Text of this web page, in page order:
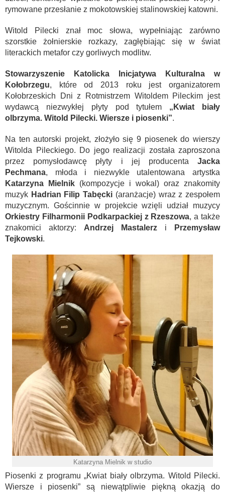
rymowane przesłanie z mokotowskiej stalinowskiej katowni.
Witold Pilecki znał moc słowa, wypełniając zarówno
szorstkie żołnierskie rozkazy, zagłębiając się w świat
literackich metafor czy gorliwych modlitw.
Stowarzyszenie Katolicka Inicjatywa Kulturalna w
Kołobrzegu, które od 2013 roku jest organizatorem
Kołobrzeskich Dni z Rotmistrzem Witoldem Pileckim jest
wydawcą niezwykłej płyty pod tytułem „Kwiat biały
olbrzyma. Witold Pilecki. Wiersze i piosenki”.
Na ten autorski projekt, złożyło się 9 piosenek do wierszy
Witolda Pileckiego. Do jego realizacji została zaproszona
przez pomysłodawcę płyty i jej producenta Jacka
Pechmana, młoda i niezwykle utalentowana artystka
Katarzyna Mielnik (kompozycje i wokal) oraz znakomity
muzyk Hadrian Filip Tabęcki (aranżacje) wraz z zespołem
muzycznym. Gościnnie w projekcie wzięli udział muzycy
Orkiestry Filharmonii Podkarpackiej z Rzeszowa, a także
znakomici aktorzy: Andrzej Mastalerz i
Przemysław
Tejkowski.
Katarzyna Mielnik w studio
Piosenki z programu „Kwiat biały olbrzyma. Witold Pilecki.
Wiersze i piosenki” są niewątpliwie piękną okazją do